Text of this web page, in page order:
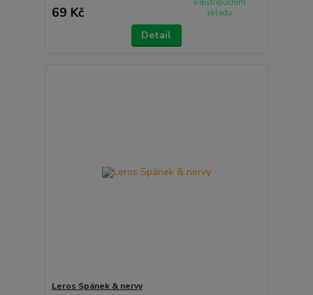
69 Kč
v distribučním
skladu
Detail
Leros Spánek & nervy